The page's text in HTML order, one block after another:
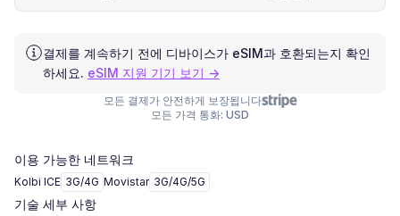
결제를 계속하기 전에 디바이스가 eSIM과 호환되는지 확인
하세요. eSIM 지원 기기 보기 →
모든 결제가 안전하게 보장됩니다
모든 가격 통화: USD
이용 가능한 네트워크
Kolbi ICE 3G/4G Movistar 3G/4G/5G
기술 세부 사항